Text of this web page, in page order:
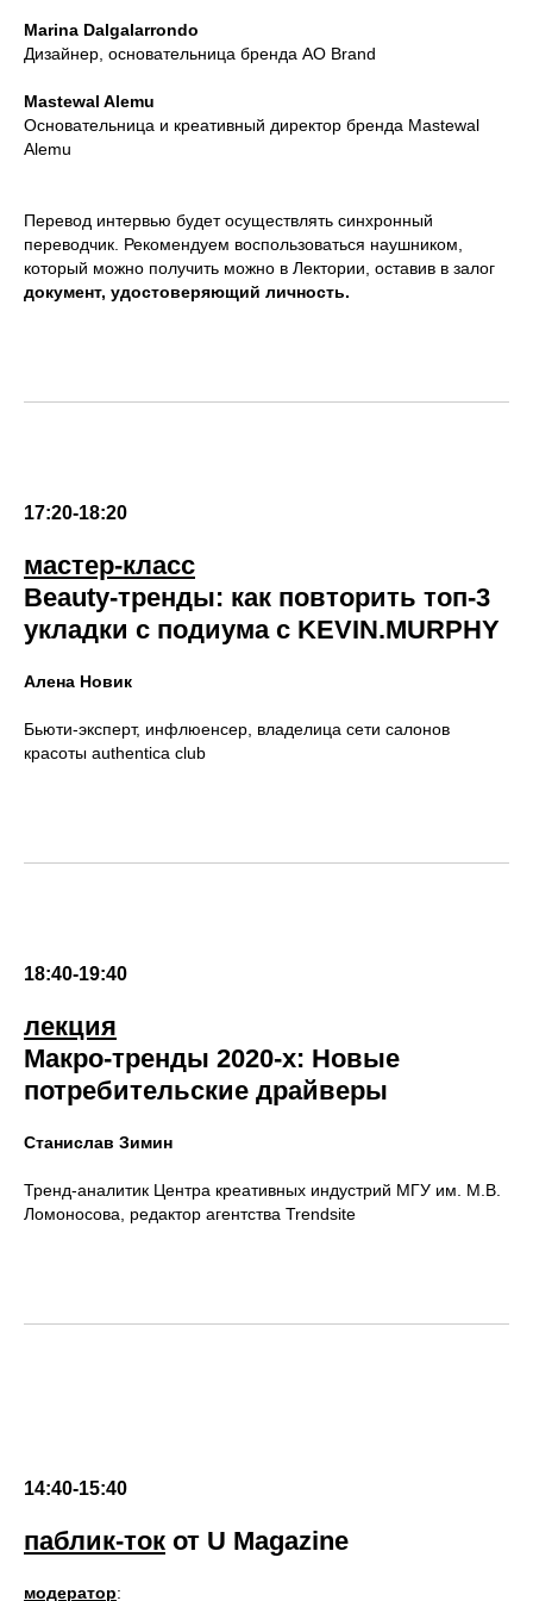
Marina Dalgalarrondo
Дизайнер, основательница бренда AO Brand
Mastewal Alemu
Основательница и креативный директор бренда Mastewal
Alemu
Перевод интервью будет осуществлять синхронный
переводчик. Рекомендуем воспользоваться наушником,
который можно получить можно в Лектории, оставив в залог
документ, удостоверяющий личность.
17:20-18:20
мастер-класс
Beauty-тренды: как повторить топ-3
укладки с подиума с KEVIN.MURPHY
Алена Новик
Бьюти-эксперт, инфлюенсер, владелица сети салонов
красоты authentica club
18:40-19:40
лекция
Макро-тренды 2020-х: Новые
потребительские драйверы
Станислав Зимин
Тренд-аналитик Центра креативных индустрий МГУ им. М.В.
Ломоносова, редактор агентства Trendsite
14:40-15:40
паблик-ток от U Magazine
модератор: